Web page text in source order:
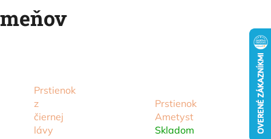
Prstienok
z
čiernej
lávy
Prstienok
Ametyst
Skladom